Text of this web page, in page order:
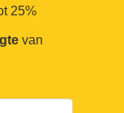
25%
van